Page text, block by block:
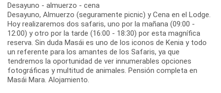
Desayuno - almuerzo - cena
Desayuno, Almuerzo (seguramente picnic) y Cena en el Lodge.
Hoy realizaremos dos safaris, uno por la mañana (09:00 -
12:00) y otro por la tarde (16:00 - 18:30) por esta magnífica
reserva. Sin duda Masái es uno de los iconos de Kenia y todo
un referente para los amantes de los Safaris, ya que
tendremos la oportunidad de ver innumerables opciones
fotográficas y multitud de animales. Pensión completa en
Masái Mara. Alojamiento.